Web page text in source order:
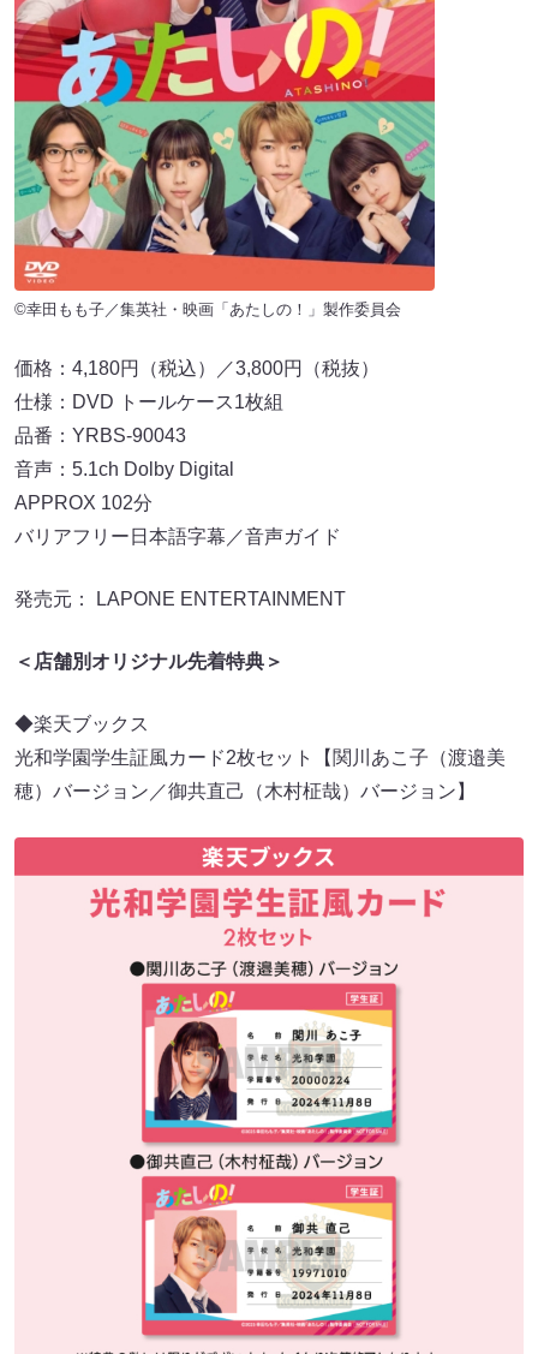
©幸田もも子／集英社・映画「あたしの！」製作委員会
価格：4,180円（税込）／3,800円（税抜）
仕様：DVD トールケース1枚組
品番：YRBS-90043
音声：5.1ch Dolby Digital
APPROX 102分
バリアフリー日本語字幕／音声ガイド
発売元： LAPONE ENTERTAINMENT
＜店舗別オリジナル先着特典＞
◆楽天ブックス
光和学園学生証風カード2枚セット【関川あこ子（渡邉美
穂）バージョン／御共直己（木村柾哉）バージョン】